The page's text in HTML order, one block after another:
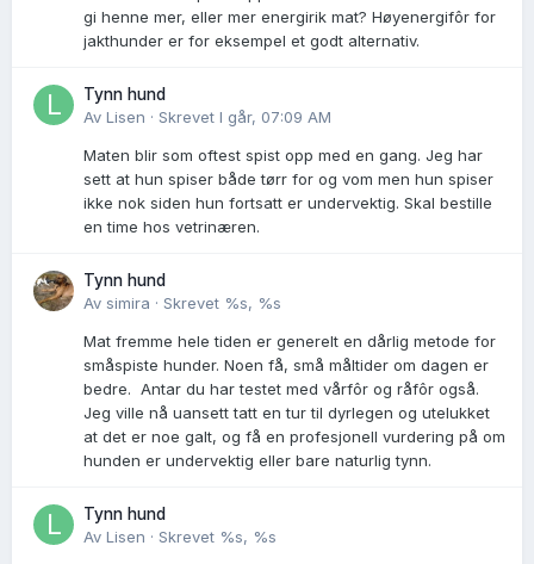
gi henne mer, eller mer energirik mat? Høyenergifôr for
jakthunder er for eksempel et godt alternativ.
Tynn hund
Av Lisen · Skrevet I går, 07:09 AM
Maten blir som oftest spist opp med en gang. Jeg har
sett at hun spiser både tørr for og vom men hun spiser
ikke nok siden hun fortsatt er undervektig. Skal bestille
en time hos vetrinæren.
Tynn hund
Av simira · Skrevet %s, %s
Mat fremme hele tiden er generelt en dårlig metode for
småspiste hunder. Noen få, små måltider om dagen er
bedre. Antar du har testet med vårfôr og råfôr også.
Jeg ville nå uansett tatt en tur til dyrlegen og utelukket
at det er noe galt, og få en profesjonell vurdering på om
hunden er undervektig eller bare naturlig tynn.
Tynn hund
Av Lisen · Skrevet %s, %s